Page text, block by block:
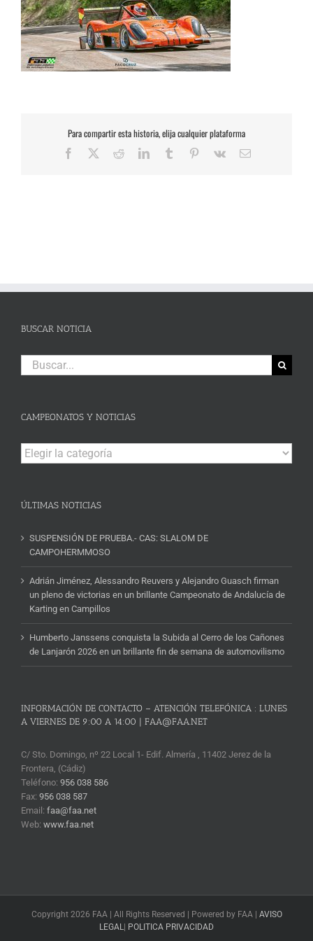
Para compartir esta historia, elija cualquier plataforma
Facebook RedditLinkedInTumblr Pinterest
Vk
Correo
BUSCAR NOTICIA
Buscar:
CAMPEONATOS Y NOTICIAS
Campeonatos
y
ÚLTIMAS NOTICIAS
SUSPENSIÓN DE PRUEBA.- CAS: SLALOM DE
CAMPOHERMMOSO
Adrián Jiménez, Alessandro Reuvers y Alejandro Guasch firman
un pleno de victorias en un brillante Campeonato de Andalucía de
Karting en Campillos
Humberto Janssens conquista la Subida al Cerro de los Cañones
de Lanjarón 2026 en un brillante fin de semana de automovilismo
INFORMACIÓN DE CONTACTO – ATENCIÓN TELEFÓNICA : LUNES
A VIERNES DE 9:00 A 14:00 | FAA@FAA.NET
C/ Sto. Domingo, nº 22 Local 1- Edif. Almería , 11402 Jerez de la
Frontera, (Cádiz)
Teléfono: 956 038 586
Fax: 956 038 587
Email: faa@faa.net
Web: www.faa.net
Copyright 2026 FAA | All Rights Reserved | Powered by FAA | AVISO
LEGAL | POLITICA PRIVACIDAD